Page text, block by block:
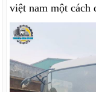
việt nam một cách